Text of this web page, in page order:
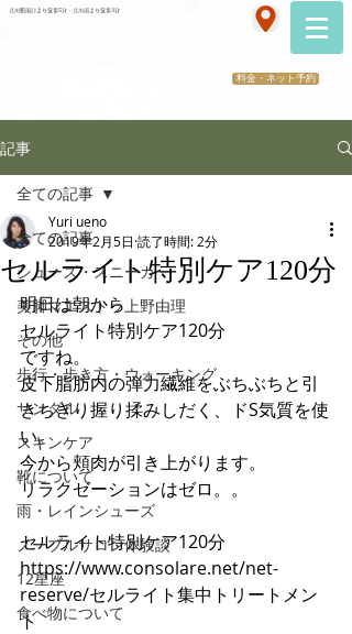
立川駅南口より徒歩5分・立川南より徒歩3分
料金・ネット予約
記事
全ての記事
シューズ・スニーカー
美脚マエストラ上野由理
その他
歩行・歩き方・ウォーキング
サンダル
スキンケア
靴について
雨・レインシューズ
ノーブルサロン体験談
12星座
食べ物について
全ての記事
セルライト特別ケア120分
Yuri ueno
2019年2月5日 読了時間: 2分
明日は朝から
セルライト特別ケア120分
ですね。
皮下脂肪内の弾力繊維をぶちぶちと引
きちぎり握り揉みしだく、ドS気質を使
い。
今から頬肉が引き上がります。
リラクゼーションはゼロ。。
セルライト特別ケア120分
https://www.consolare.net/net-
reserve/セルライト集中トリートメン
ト